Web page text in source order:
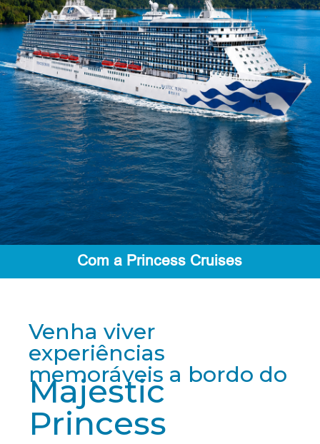
Com a Princess Cruises
Venha viver
experiências
memoráveis a bordo do
Majestic
Princess